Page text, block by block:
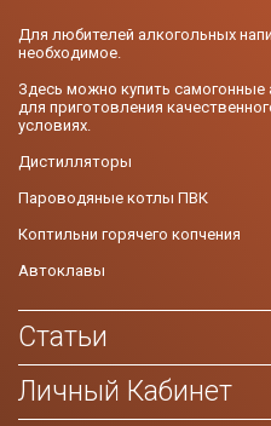
Для любителей алкогольных
необходимое.
Здесь можно купить самогонные
для приготовления
условиях.
Дистилляторы
Пароводяные котлы ПВК
Коптильни горячего копчения
Автоклавы
Статьи
Личный Кабинет